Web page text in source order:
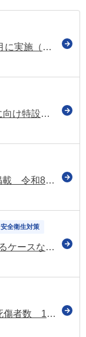
令和8年度「全国労働衛生週間」を10月に実施（厚労省）
世界メンタルヘルスデーJAPAN2026に向け特設サイトを開設（厚労省）
「人事労務マガジン」厚労省のHPに掲載 令和8年度「エイジフレンドリー補助金」の受付開始などの情報を記載
安全衛生対策
新たに作業環境測定の実施が必要となるケースなどを定めた安衛則などの厚生労働省関係省令の改正案について意見募集（パブコメ）
令和7年の職場における熱中症による死傷者数 1,803人で過去最多（厚労省）